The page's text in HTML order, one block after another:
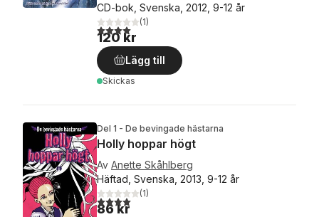
CD-bok, Svenska, 2012, 9-12 år
4,0utav 5 stjärnor. Totalt antal röster:
(1)
120 kr
Lägg till
Skickas
Del 1 - De bevingade hästarna
Holly hoppar högt
Av Anette Skåhlberg
Häftad, Svenska, 2013, 9-12 år
4,0utav 5 stjärnor. Totalt antal röster:
(1)
86 kr